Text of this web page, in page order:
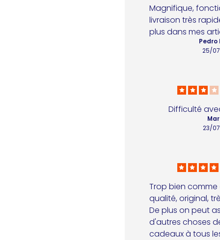
Magnifique,
livraison très
plus dans mes
25/
Pedro
Difficulté
23/
Trop bien
qualité, original,
De plus on peut
d'autres choses
cadeaux à tous